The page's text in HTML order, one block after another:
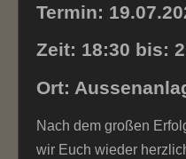
Termin:
Zeit: 18:30 bis:
Ort:
Nach dem großen
wir Euch wieder